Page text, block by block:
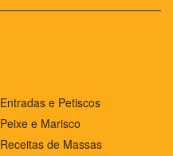
Entradas e Petiscos
Peixe e Marisco
Receitas de Massas